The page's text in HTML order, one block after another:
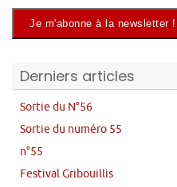
Derniers articles
Sortie du N°56
Sortie du numéro 55
n°55
Festival Gribouillis